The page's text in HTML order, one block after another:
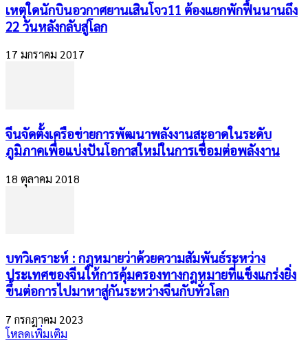
เหตุใดนักบินอวกาศยานเสินโจว11 ต้องแยกพักฟื้นนานถึง
22 วันหลังกลับสู่โลก
17 มกราคม 2017
จีนจัดตั้งเครือข่ายการพัฒนาพลังงานสะอาดในระดับ
ภูมิภาคเพื่อแบ่งปันโอกาสใหม่ในการเชื่อมต่อพลังงาน
18 ตุลาคม 2018
บทวิเคราะห์ : กฎหมายว่าด้วยความสัมพันธ์ระหว่าง
ประเทศของจีนให้การคุ้มครองทางกฎหมายที่แข็งแกร่งยิ่ง
ขึ้นต่อการไปมาหาสู่กันระหว่างจีนกับทั่วโลก
7 กรกฎาคม 2023
โหลดเพิ่มเติม